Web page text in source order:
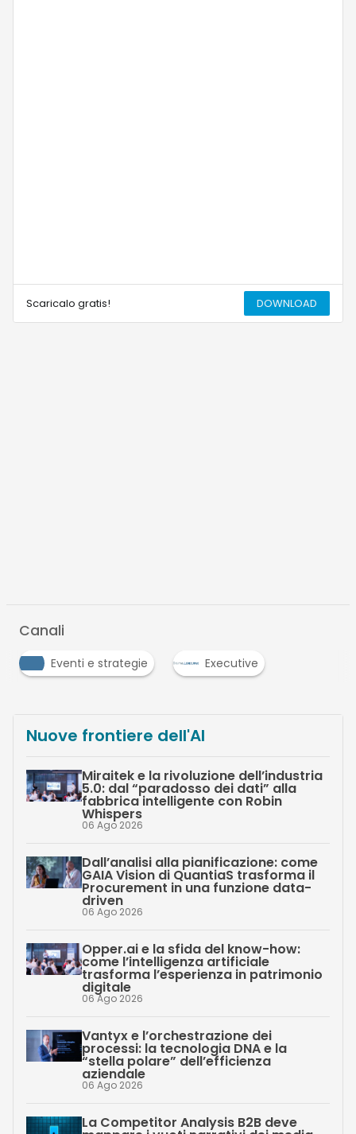
Scaricalo gratis! DOWNLOAD
Canali
Eventi e strategie Executive
Nuove frontiere dell'AI
Miraitek e la rivoluzione dell’industria
5.0: dal “paradosso dei dati” alla
fabbrica intelligente con Robin
Whispers
06 Ago 2026
Dall’analisi alla pianificazione: come
GAIA Vision di QuantiaS trasforma il
Procurement in una funzione data-
driven
06 Ago 2026
Opper.ai e la sfida del know-how:
come l’intelligenza artificiale
trasforma l’esperienza in patrimonio
digitale
06 Ago 2026
Vantyx e l’orchestrazione dei
processi: la tecnologia DNA e la
“stella polare” dell’efficienza
aziendale
06 Ago 2026
La Competitor Analysis B2B deve